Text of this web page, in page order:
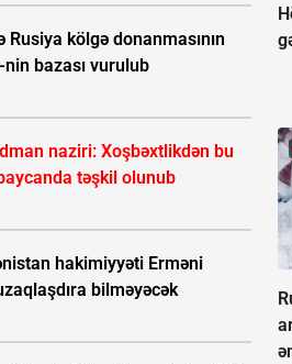
kölgə donanmasının
nin bazası vurulub
naziri: Xoşbəxtlikdən bu
təşkil olunub
hakimiyyəti Erməni
bilməyəcək